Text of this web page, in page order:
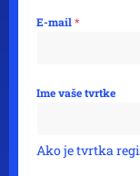
E-mail*
Ime vaše tvrtke
Ako je tvrtka